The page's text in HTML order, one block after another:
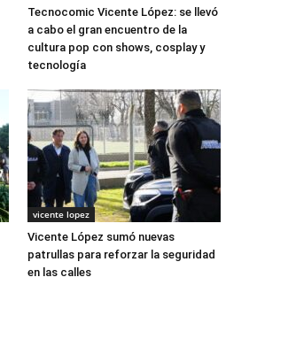
Tecnocomic Vicente López: se llevó
a cabo el gran encuentro de la
cultura pop con shows, cosplay y
tecnología
vicente lopez
Vicente López sumó nuevas
patrullas para reforzar la seguridad
en las calles